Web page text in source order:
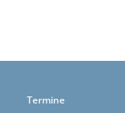
Termine